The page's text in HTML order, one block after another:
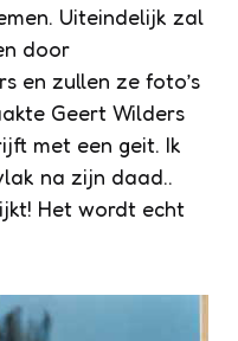
Uiteindelijk zal
door
en zullen ze foto’s
Geert Wilders
met een geit. Ik
na zijn daad..
Het wordt echt